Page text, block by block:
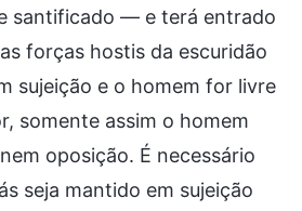
santificado — e terá entrado
forças hostis da escuridão
sujeição e o homem for livre
somente assim o homem
oposição. É necessário
seja mantido em sujeição